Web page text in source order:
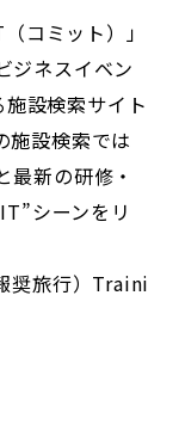
コミット）」
ジネスイベン
設検索サイト
施設検索では
最新の研修・
シーンをリ
旅行）Traini